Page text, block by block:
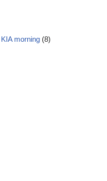
morning (8)